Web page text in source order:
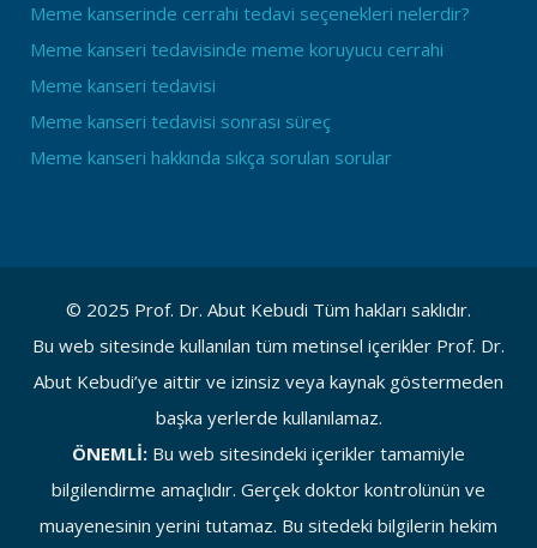
Meme kanserinde cerrahi tedavi seçenekleri nelerdir?
Meme kanseri tedavisinde meme koruyucu cerrahi
Meme kanseri tedavisi
Meme kanseri tedavisi sonrası süreç
Meme kanseri hakkında sıkça sorulan sorular
© 2025 Prof. Dr. Abut Kebudi Tüm hakları saklıdır.
Bu web sitesinde kullanılan tüm metinsel içerikler Prof. Dr.
Abut Kebudi’ye aittir ve izinsiz veya kaynak göstermeden
başka yerlerde kullanılamaz.
ÖNEMLİ: Bu web sitesindeki içerikler tamamiyle
bilgilendirme amaçlıdır. Gerçek doktor kontrolünün ve
muayenesinin yerini tutamaz. Bu sitedeki bilgilerin hekim